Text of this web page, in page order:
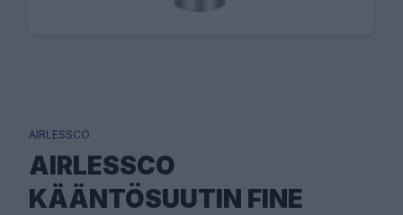
AIRLESSCO
AIRLESSCO
KÄÄNTÖSUUTIN FINE